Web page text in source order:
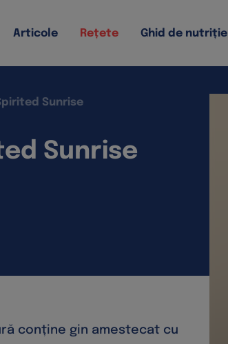
Articole Rețete Ghid de nutriție
Sunrise
Sunrise
conține gin amestecat cu